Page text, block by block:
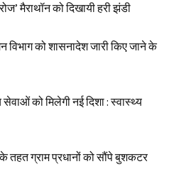
मैराथॉन को दिखायी हरी झंडी
विभाग को शासनादेश जारी किए जाने के
को मिलेगी नई दिशा : स्वास्थ्य
तहत ग्राम प्रधानों को सौंपे बुशकटर